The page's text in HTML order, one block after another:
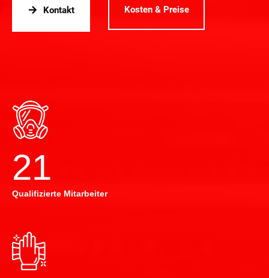
Kontakt Kosten & Preise
22
Qualifizierte Mitarbeiter